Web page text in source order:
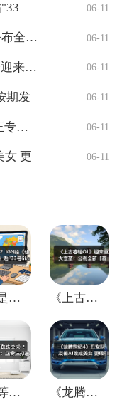
06-11
《上古卷轴OL》迎来重大变革：公布全新「 06-11
《方舟：生存飞升》翻过这座山,会迎来真正 06-11
期发 06-11
先别等《蜘蛛侠3》！失眠组称：正专注打造 06-11
女 更 06-11
是好是坏？IGN给《仙剑4重制》贴"33 《上古卷轴OL》迎来重大变革：公布全新「
先别等《蜘蛛侠3》！失眠组称：正专注打造 《龙腾世纪4》丑女队友被AI改成美女 更